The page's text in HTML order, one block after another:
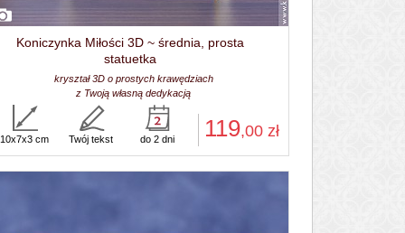
Koniczynka Miłości 3D ~ średnia, prosta
statuetka
kryształ 3D o prostych krawędziach
z Twoją własną dedykacją
119,00zł
10x7x3 cm Twój tekst do 2 dni